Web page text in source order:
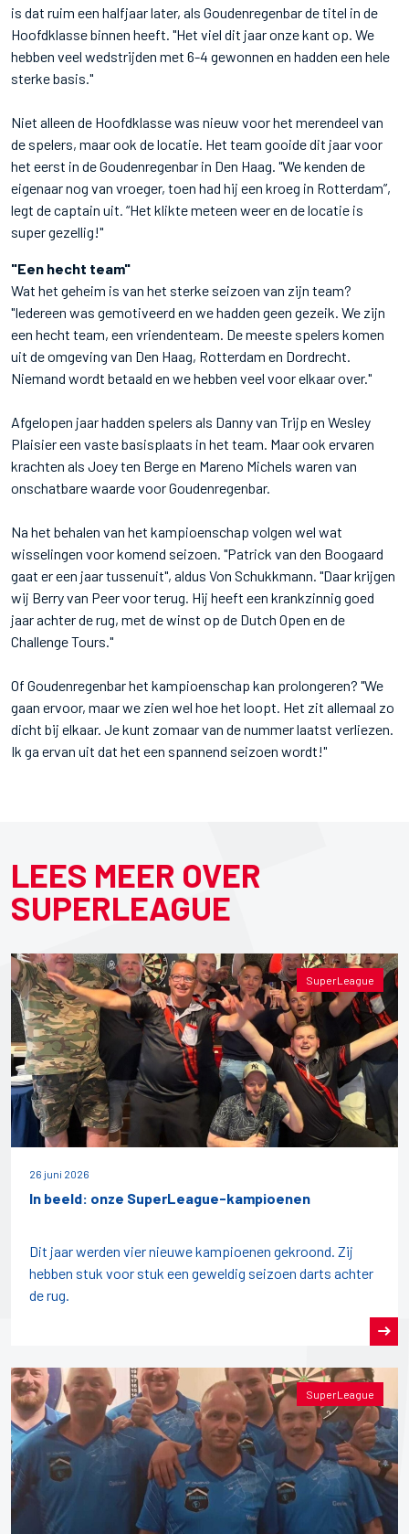
is dat ruim een halfjaar later, als Goudenregenbar de titel in de
Hoofdklasse binnen heeft. "Het viel dit jaar onze kant op. We
hebben veel wedstrijden met 6-4 gewonnen en hadden een hele
sterke basis."
Niet alleen de Hoofdklasse was nieuw voor het merendeel van
de spelers, maar ook de locatie. Het team gooide dit jaar voor
het eerst in de Goudenregenbar in Den Haag. "We kenden de
eigenaar nog van vroeger, toen had hij een kroeg in Rotterdam”,
legt de captain uit. “Het klikte meteen weer en de locatie is
super gezellig!"
"Een hecht team"
Wat het geheim is van het sterke seizoen van zijn team?
"Iedereen was gemotiveerd en we hadden geen gezeik. We zijn
een hecht team, een vriendenteam. De meeste spelers komen
uit de omgeving van Den Haag, Rotterdam en Dordrecht.
Niemand wordt betaald en we hebben veel voor elkaar over."
Afgelopen jaar hadden spelers als Danny van Trijp en Wesley
Plaisier een vaste basisplaats in het team. Maar ook ervaren
krachten als Joey ten Berge en Mareno Michels waren van
onschatbare waarde voor Goudenregenbar.
Na het behalen van het kampioenschap volgen wel wat
wisselingen voor komend seizoen. "Patrick van den Boogaard
gaat er een jaar tussenuit", aldus Von Schukkmann. "Daar krijgen
wij Berry van Peer voor terug. Hij heeft een krankzinnig goed
jaar achter de rug, met de winst op de Dutch Open en de
Challenge Tours."
Of Goudenregenbar het kampioenschap kan prolongeren? "We
gaan ervoor, maar we zien wel hoe het loopt. Het zit allemaal zo
dicht bij elkaar. Je kunt zomaar van de nummer laatst verliezen.
Ik ga ervan uit dat het een spannend seizoen wordt!"
LEES MEER OVER
SUPERLEAGUE
SuperLeague
26 juni 2026
In beeld: onze SuperLeague-kampioenen
Dit jaar werden vier nieuwe kampioenen gekroond. Zij
hebben stuk voor stuk een geweldig seizoen darts achter
de rug.
SuperLeague